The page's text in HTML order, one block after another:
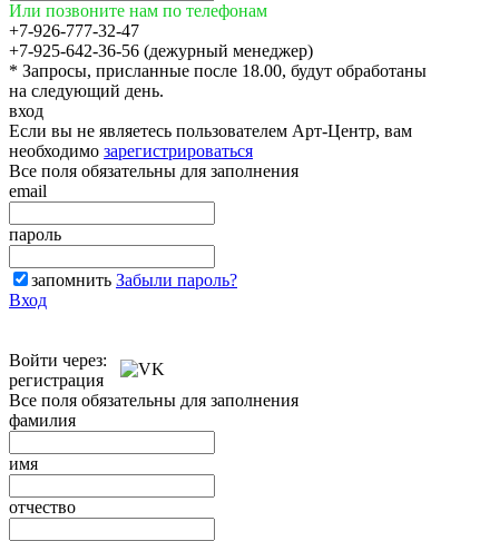
Или позвоните нам по телефонам
+7-926-777-32-47
+7-925-642-36-56 (дежурный менеджер)
* Запросы, присланные после 18.00, будут обработаны
на следующий день.
вход
Если вы не являетесь пользователем Арт-Центр, вам
необходимо зарегистрироваться
Все поля обязательны для заполнения
email
пароль
запомнить Забыли пароль?
Вход
Войти через:
регистрация
Все поля обязательны для заполнения
фамилия
имя
отчество